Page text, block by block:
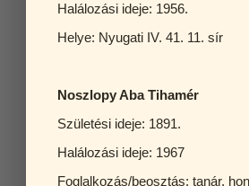
Halálozási ideje: 1956.
Helye: Nyugati IV. 41. 11. sír
Noszlopy Aba Tihamér
Születési ideje: 1891.
Halálozási ideje: 1967
Foglalkozás/beosztás: tanár,